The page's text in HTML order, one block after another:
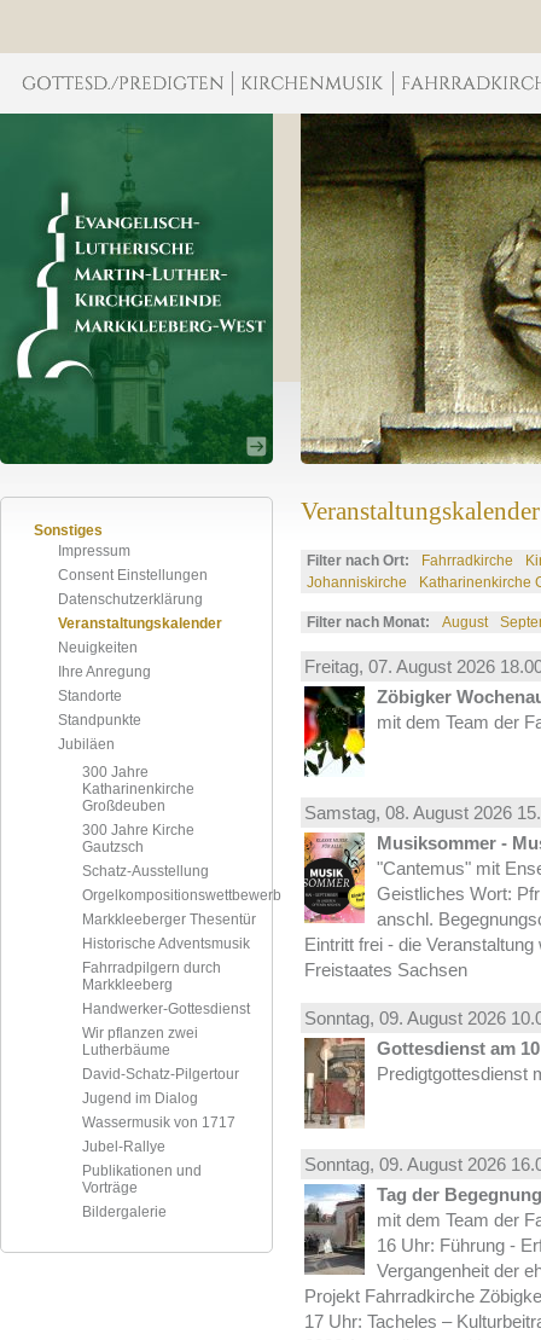
Sonstiges
Impressum
Consent Einstellungen
Datenschutzerklärung
Veranstaltungskalender
Neuigkeiten
Ihre Anregung
Standorte
Standpunkte
Jubiläen
300 Jahre
Katharinenkirche
Großdeuben
300 Jahre Kirche
Gautzsch
Schatz-Ausstellung
Orgelkompositionswettbewerb
Markkleeberger Thesentür
Historische Adventsmusik
Fahrradpilgern durch
Markkleeberg
Handwerker-Gottesdienst
Wir pflanzen zwei
Lutherbäume
David-Schatz-Pilgertour
Jugend im Dialog
Wassermusik von 1717
Jubel-Rallye
Publikationen und
Vorträge
Bildergalerie
Veranstaltungskalender
Filter nach Ort: Fahrradkirche
Johanniskirche
Katharinenkirche
Filter nach Monat: August
Freitag, 07. August 2026
Zöbigker
mit dem Team der
Samstag, 08. August 2026
Musiksommer -
"Cantemus" mit
Geistliches Wort:
anschl.
Eintritt frei - die
Freistaates Sachsen
Sonntag, 09. August 2026
Gottesdienst am
Predigtgottesdienst
Sonntag, 09. August 2026
Tag der
mit dem Team der
16 Uhr: Führung -
Vergangenheit der
Projekt Fahrradkirche
17 Uhr: Tacheles –